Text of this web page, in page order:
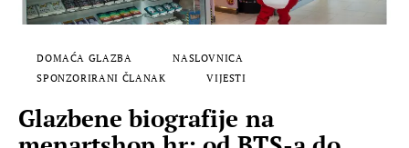
MUSIC BOX
DOMAĆA GLAZBA
NASLOVNICA
SPONZORIRANI ČLANAK
VIJESTI
Glazbene biografije na